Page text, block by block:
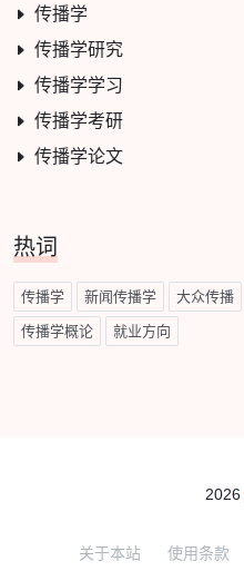
传播学
传播学研究
传播学学习
传播学考研
传播学论文
热词
传播学 新闻传播学 大众传播
传播学概论 就业方向
2026
关于本站 使用条款